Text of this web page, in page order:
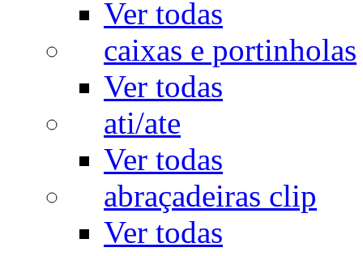
Ver todas
caixas e portinholas
Ver todas
ati/ate
Ver todas
abraçadeiras clip
Ver todas